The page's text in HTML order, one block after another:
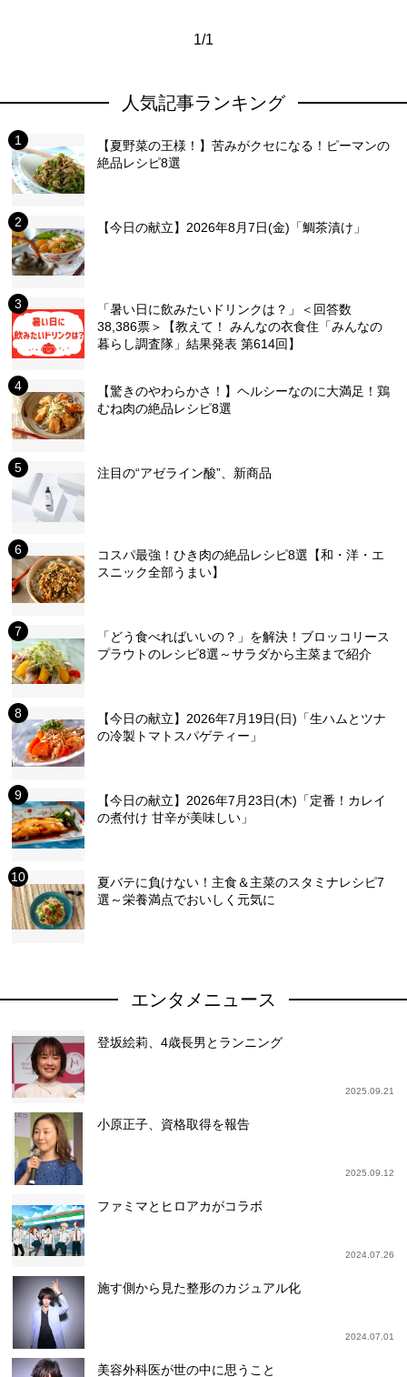
1/1
人気記事ランキング
【夏野菜の王様！】苦みがクセになる！ピーマンの
絶品レシピ8選
【今日の献立】2026年8月7日(金)「鯛茶漬け」
「暑い日に飲みたいドリンクは？」＜回答数
38,386票＞【教えて！ みんなの衣食住「みんなの
暮らし調査隊」結果発表 第614回】
【驚きのやわらかさ！】ヘルシーなのに大満足！鶏
むね肉の絶品レシピ8選
注目の“アゼライン酸”、新商品
コスパ最強！ひき肉の絶品レシピ8選【和・洋・エ
スニック全部うまい】
「どう食べればいいの？」を解決！ブロッコリース
プラウトのレシピ8選～サラダから主菜まで紹介
【今日の献立】2026年7月19日(日)「生ハムとツナ
の冷製トマトスパゲティー」
【今日の献立】2026年7月23日(木)「定番！カレイ
の煮付け 甘辛が美味しい」
夏バテに負けない！主食＆主菜のスタミナレシピ7
選～栄養満点でおいしく元気に
エンタメニュース
登坂絵莉、4歳長男とランニング
2025.09.21
小原正子、資格取得を報告
2025.09.12
ファミマとヒロアカがコラボ
2024.07.26
施す側から見た整形のカジュアル化
2024.07.01
美容外科医が世の中に思うこと